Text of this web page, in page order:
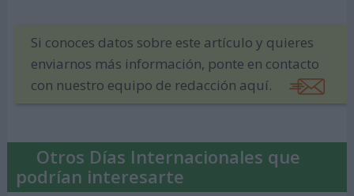
Si conoces datos sobre este artículo y quieres
enviarnos más información, ponte en contacto
con nuestro equipo de redacción aquí.
Otros Días Internacionales que
podrían interesarte